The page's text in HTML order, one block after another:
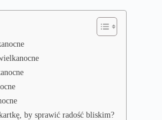
by sprawić radość bliskim?